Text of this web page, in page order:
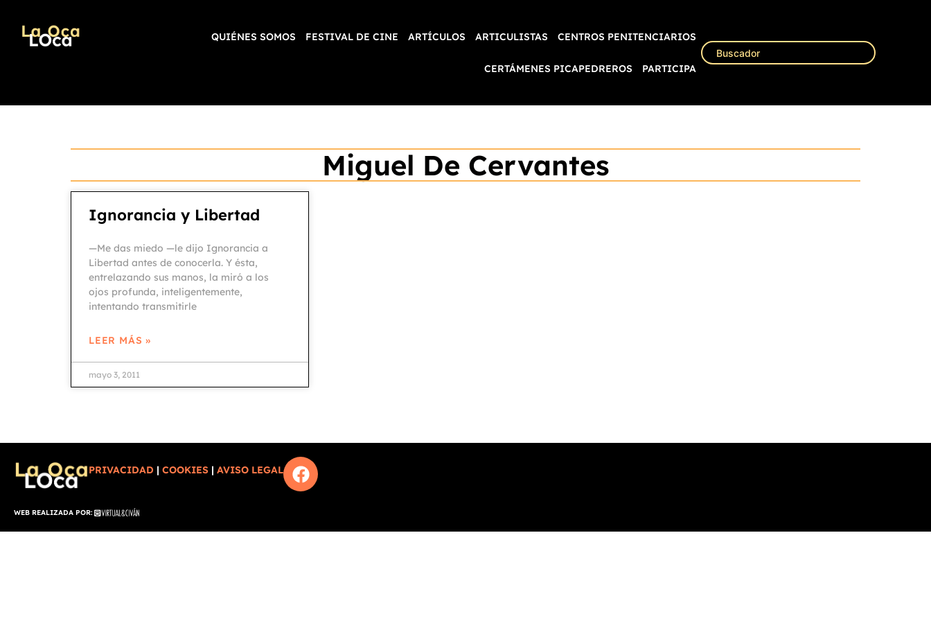
QUIÉNES SOMOS FESTIVAL DE CINE ARTÍCULOS ARTICULISTAS CENTROS PENITENCIARIOS
CERTÁMENES PICAPEDREROS PARTICIPA
Miguel De Cervantes
Ignorancia y Libertad
—Me das miedo —le dijo Ignorancia a
Libertad antes de conocerla. Y ésta,
entrelazando sus manos, la miró a los
ojos profunda, inteligentemente,
intentando transmitirle
LEER MÁS »
mayo 3, 2011
PRIVACIDAD |COOKIES |AVISO LEGAL
WEB REALIZADA POR: